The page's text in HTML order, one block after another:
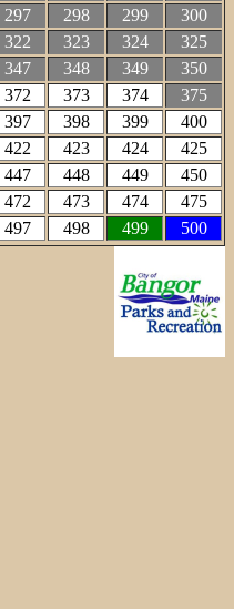
297 298 299
300
322 323 324
325
347 348 349
350
372 373 374
375
397 398 399
400
422 423 424
425
447 448 449
450
472 473 474
475
497 498 499 500